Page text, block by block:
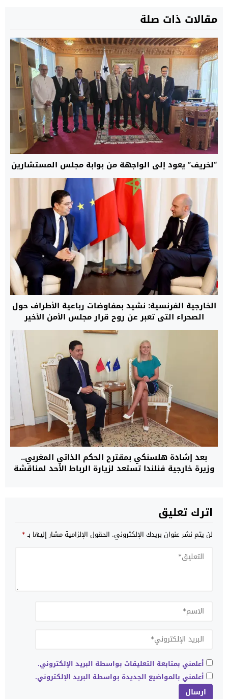
مقالات ذات صلة
“لخريف” يعود إلى الواجهة من بوابة مجلس المستشارين
الخارجية الفرنسية: نشيد بمفاوضات رباعية الأطراف حول
الصحراء التي تعبر عن روح قرار مجلس الأمن الأخير
بعد إشادة هلسنكي بمقترح الحكم الذاتي المغربي..
وزيرة خارجية فنلندا تستعد لزيارة الرباط الأحد لمناقشة
اترك تعليق
لن يتم نشر عنوان بريدك الإلكتروني. الحقول الإلزامية مشار إليها بـ*
أعلمني بمتابعة التعليقات بواسطة البريد الإلكتروني.
أعلمني بالمواضيع الجديدة بواسطة البريد الإلكتروني.